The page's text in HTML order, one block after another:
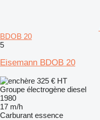
BDOB 20
5
Eisemann BDOB 20
325 € HT
Groupe électrogène diesel
1980
17 m/h
Carburant essence